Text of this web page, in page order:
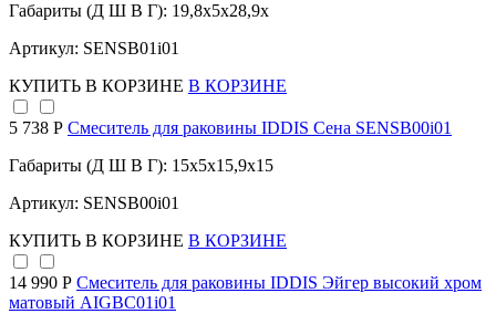
Габариты (Д Ш В Г): 19,8x5x28,9x
Артикул: SENSB01i01
КУПИТЬ В КОРЗИНЕ В КОРЗИНЕ
5 738 Р Смеситель для раковины IDDIS Сена SENSB00i01
Габариты (Д Ш В Г): 15x5x15,9x15
Артикул: SENSB00i01
КУПИТЬ В КОРЗИНЕ В КОРЗИНЕ
14 990 Р Cмеситель для раковины IDDIS Эйгер высокий хром
матовый AIGBC01i01